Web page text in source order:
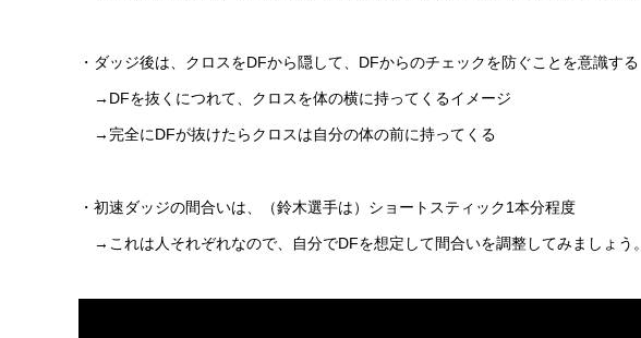
・ダッジ後は、クロスをDFから隠して、DFからのチェックを防ぐことを意識する
→DFを抜くにつれて、クロスを体の横に持ってくるイメージ
→完全にDFが抜けたらクロスは自分の体の前に持ってくる
・初速ダッジの間合いは、（鈴木選手は）ショートスティック1本分程度
→これは人それぞれなので、自分でDFを想定して間合いを調整してみましょう。